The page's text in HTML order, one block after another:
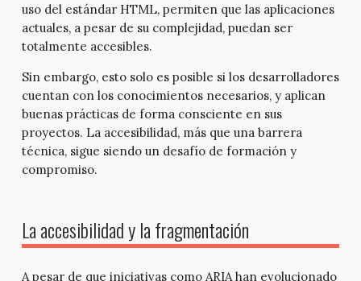
uso del estándar HTML, permiten que las aplicaciones
actuales, a pesar de su complejidad, puedan ser
totalmente accesibles.
Sin embargo, esto solo es posible si los desarrolladores
cuentan con los conocimientos necesarios, y aplican
buenas prácticas de forma consciente en sus
proyectos. La accesibilidad, más que una barrera
técnica, sigue siendo un desafío de formación y
compromiso.
La accesibilidad y la fragmentación
A pesar de que iniciativas como ARIA han evolucionado